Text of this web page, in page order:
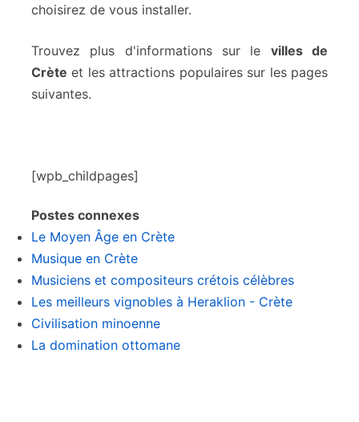
choisirez de vous installer.
Trouvez plus d'informations sur le villes de
Crète et les attractions populaires sur les pages
suivantes.
[wpb_childpages]
Postes connexes
Le Moyen Âge en Crète
Musique en Crète
Musiciens et compositeurs crétois célèbres
Les meilleurs vignobles à Heraklion - Crète
Civilisation minoenne
La domination ottomane